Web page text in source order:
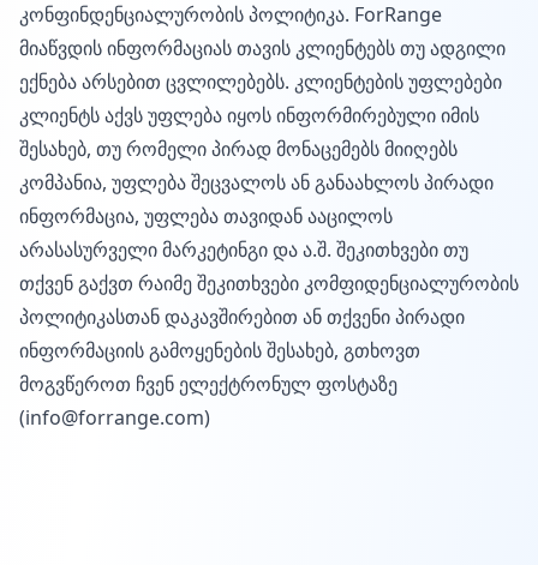
კონფინდენციალურობის პოლიტიკა. ForRange
მიაწვდის ინფორმაციას თავის კლიენტებს თუ ადგილი
ექნება არსებით ცვლილებებს. კლიენტების უფლებები
კლიენტს აქვს უფლება იყოს ინფორმირებული იმის
შესახებ, თუ რომელი პირად მონაცემებს მიიღებს
კომპანია, უფლება შეცვალოს ან განაახლოს პირადი
ინფორმაცია, უფლება თავიდან ააცილოს
არასასურველი მარკეტინგი და ა.შ. შეკითხვები თუ
თქვენ გაქვთ რაიმე შეკითხვები კომფიდენციალურობის
პოლიტიკასთან დაკავშირებით ან თქვენი პირადი
ინფორმაციის გამოყენების შესახებ, გთხოვთ
მოგვწეროთ ჩვენ ელექტრონულ ფოსტაზე
(info@forrange.com)